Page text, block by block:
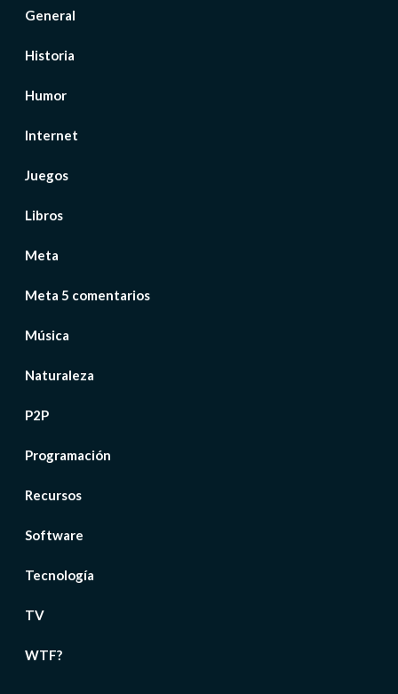
General
Historia
Humor
Internet
Juegos
Libros
Meta
Meta 5 comentarios
Música
Naturaleza
P2P
Programación
Recursos
Software
Tecnología
TV
WTF?